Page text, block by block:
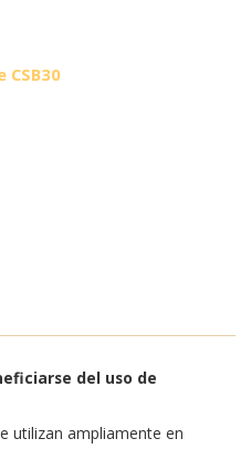
del uso de
utilizan ampliamente en